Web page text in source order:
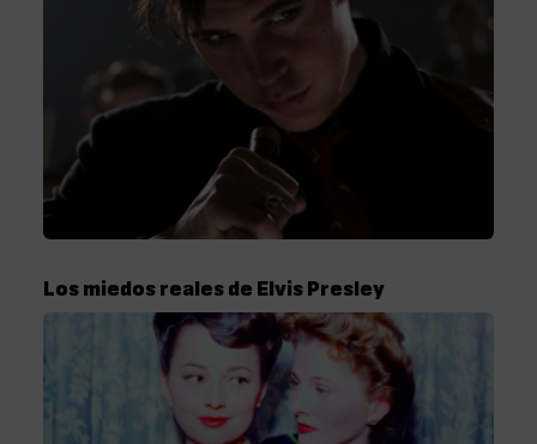
Los miedos reales de Elvis Presley